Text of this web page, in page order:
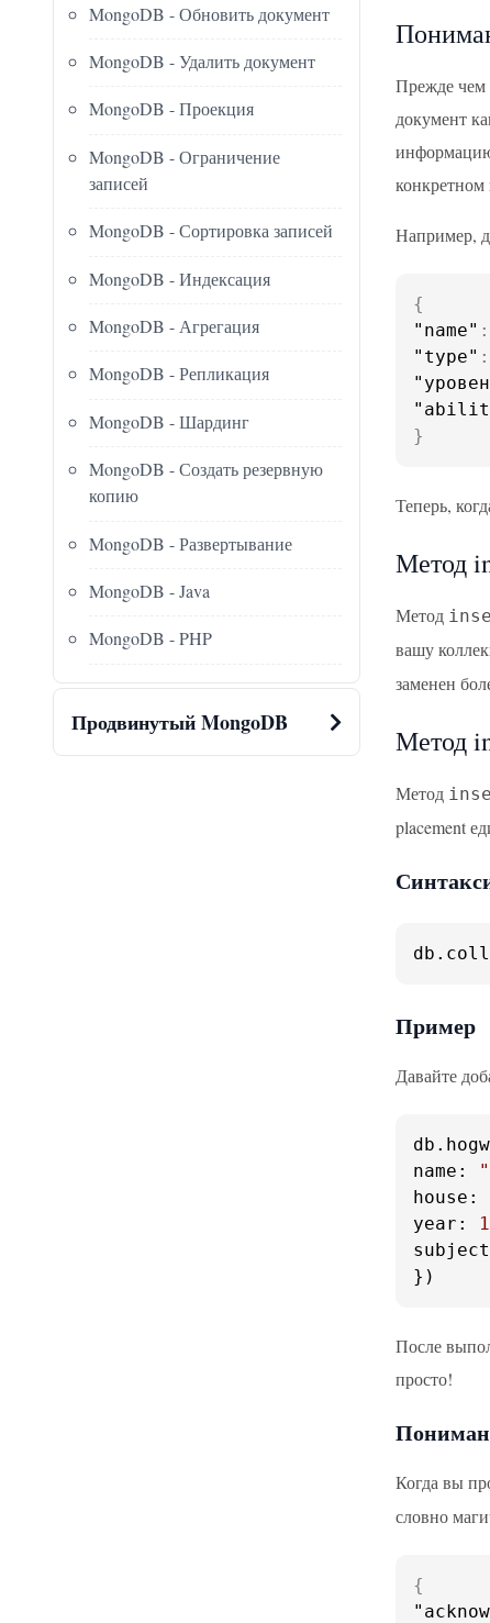
MongoDB - Обновить документ
MongoDB - Удалить документ
MongoDB - Проекция
MongoDB - Ограничение
записей
MongoDB - Сортировка записей
MongoDB - Индексация
MongoDB - Агрегация
MongoDB - Репликация
MongoDB - Шардинг
MongoDB - Создать резервную
копию
MongoDB - Развертывание
MongoDB - Java
MongoDB - PHP
Продвинутый MongoDB
Прежде чем
документ
Например,
{
"name" :
"type" :
}
Теперь,
Метод
Метод
вашу
заменен
Метод
Метод
placement
db.
Пример
Давайте
db.
name :
house :
year : 1
})
После
просто!
Когда вы
словно
{